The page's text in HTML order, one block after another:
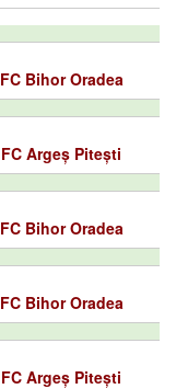
FC Bihor Oradea
FC Argeș Pitești
FC Bihor Oradea
FC Bihor Oradea
FC Argeș Pitești